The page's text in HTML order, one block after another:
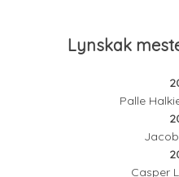
Lynskak
Palle
Casper